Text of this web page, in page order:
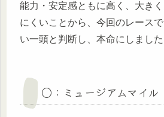
能力・安定感ともに高く、大き
にくいことから、今回のレース
い一頭と判断し、本命にしました
○：ミュージアムマイル